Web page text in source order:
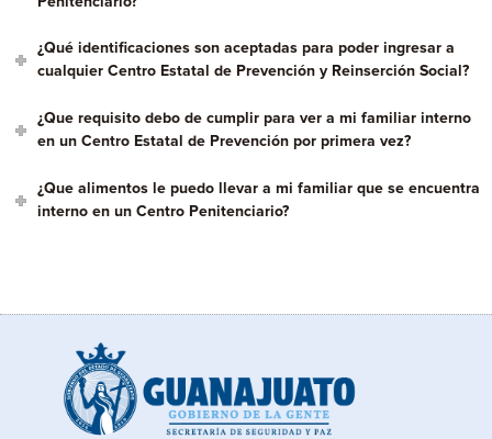
¿Qué identificaciones son aceptadas para poder ingresar a
cualquier Centro Estatal de Prevención y Reinserción Social?
¿Que requisito debo de cumplir para ver a mi familiar interno
en un Centro Estatal de Prevención por primera vez?
¿Que alimentos le puedo llevar a mi familiar que se encuentra
interno en un Centro Penitenciario?